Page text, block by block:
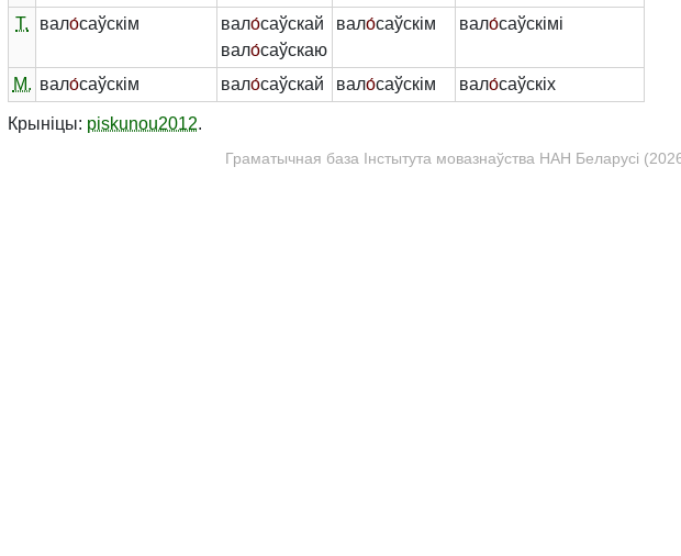
Т.
вало́саўскім вало́саўскай
вало́саўскаю
вало́саўскім вало́саўскімі
М. вало́саўскім вало́саўскай вало́саўскім вало́саўскіх
Крыніцы: piskunou2012.
Граматычная база Інстытута мовазнаўства НАН Беларусі